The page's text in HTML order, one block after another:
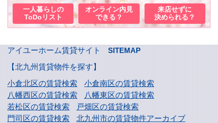
一人暮らしの
ToDoリスト
オンライン内見
できる？
来店せずに
決められる？
アイユーホーム賃貸サイト
SITEMAP
【北九州賃貸物件を探す】
小倉北区の賃貸検索
小倉南区の賃貸検索
八幡西区の賃貸検索
八幡東区の賃貸検索
若松区の賃貸検索
戸畑区の賃貸検索
門司区の賃貸検索
北九州市の賃貸物件アーカイブ